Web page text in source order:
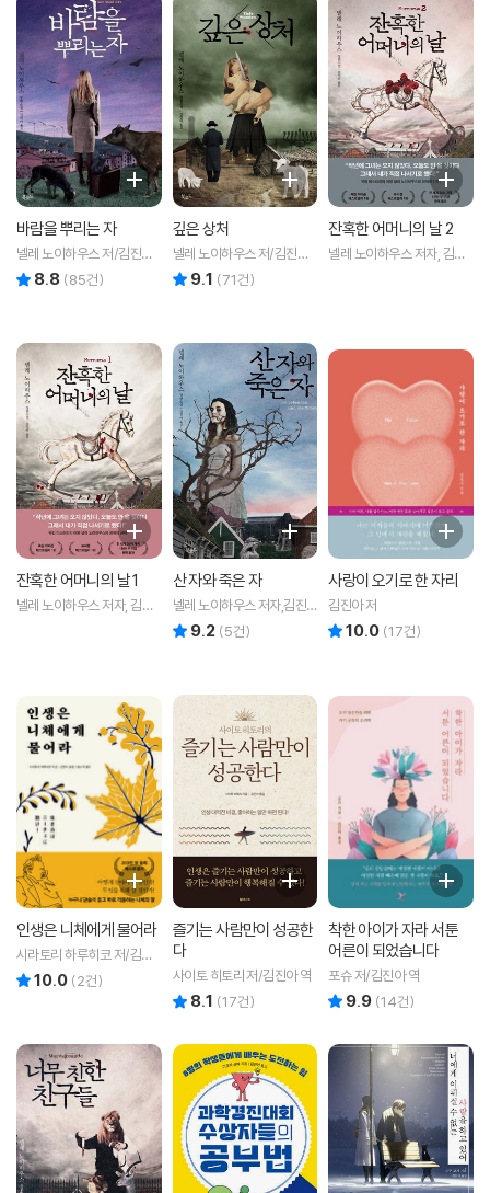
바람을 뿌리는 자
넬레 노이하우스 저/김진아
역 8.8 (85건)
깊은 상처
넬레 노이하우스 저/김진아
역 9.1 (71건)
잔혹한 어머니의 날 2
넬레 노이하우스 저자, 김진
잔혹한 어머니의 날 1
넬레 노이하우스 저자, 김진
산 자와 죽은 자
넬레 노이하우스 저자,김진
아 번역 저
9.2 (5건)
사랑이 오기로 한 자리
김진아 저
10.0 (17건)
인생은 니체에게 물어라
시라토리 하루히코 저/김진
아 역/김규리 감수
10.0 (2건)
즐기는 사람만이 성공한
다
사이토 히토리 저/김진아 역
8.1 (17건)
착한 아이가 자라 서툰
어른이 되었습니다
포슈 저/김진아 역
9.9 (14건)